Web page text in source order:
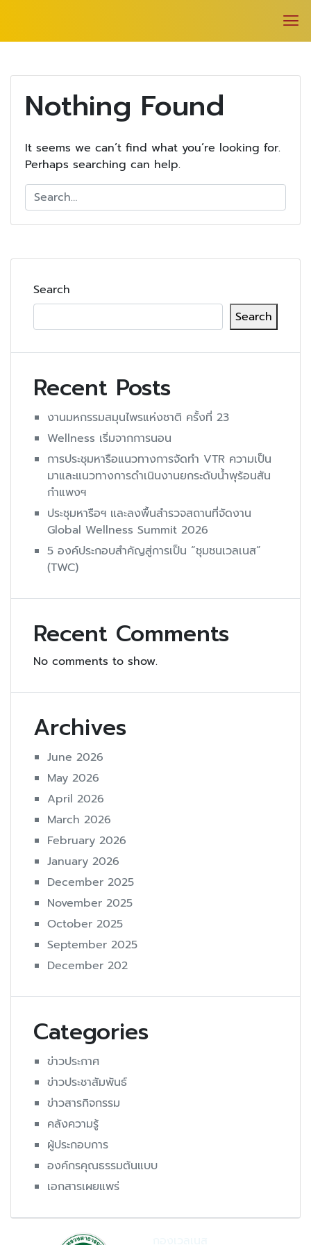
Nothing Found
It seems we can’t find what you’re looking for.
Perhaps searching can help.
Search
Search
Recent Posts
งานมหกรรมสมุนไพรแห่งชาติ ครั้งที่ 23
Wellness เริ่มจากการนอน
การประชุมหารือแนวทางการจัดทำ VTR ความเป็น
มาและแนวทางการดำเนินงานยกระดับน้ำพุร้อนสัน
กำแพงฯ
ประชุมหารือฯ และลงพื้นสำรวจสถานที่จัดงาน
Global Wellness Summit 2026
5 องค์ประกอบสำคัญสู่การเป็น “ชุมชนเวลเนส”
(TWC)
Recent Comments
No comments to show.
Archives
June 2026
May 2026
April 2026
March 2026
February 2026
January 2026
December 2025
November 2025
October 2025
September 2025
December 202
Categories
ข่าวประกาศ
ข่าวประชาสัมพันธ์
ข่าวสารกิจกรรม
คลังความรู้
ผู้ประกอบการ
องค์กรคุณธรรมต้นแบบ
เอกสารเผยแพร่